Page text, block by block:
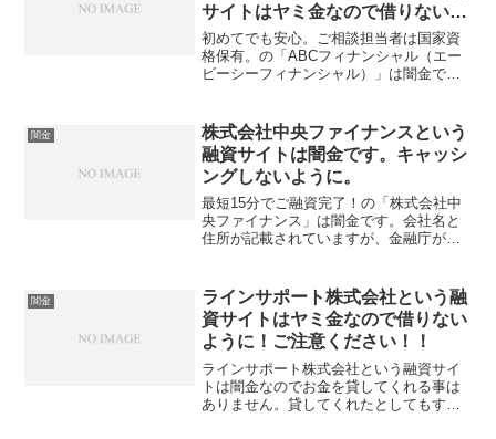
サイトはヤミ金なので借りないよ
うに！ご注意ください！！
初めてでも安心。ご相談担当者は国家資
格保有。の「ABCフィナンシャル（エー
ビーシーフィナンシャル）」は闇金で
ると、存在しないデタラメの登録番号を
勝手に記載しています。綺麗...
闇金
株式会社中央ファイナンスという
融資サイトは闇金です。キャッシ
ングしないように。
最短15分でご融資完了！の「株式会社中
央ファイナンス」は闇金です。会社名と
住所が記載されていますが、金融庁が定
います。綺麗なスマホサイトを用意して
いますが、ただの闇金で...
闇金
ラインサポート株式会社という融
資サイトはヤミ金なので借りない
ように！ご注意ください！！
ラインサポート株式会社という融資サイ
トは闇金なのでお金を貸してくれる事は
ありません。貸してくれたとしてもすご